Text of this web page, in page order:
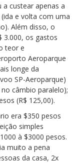
custear apenas a
e volta com uma
Além disso, o
3.000, os gastos
teor e
Aeroparque
longe da
SP-Aeroparque)
câmbio paralelo);
(R$ 125,00).
era $350 pesos
simples
à $3000 pesos.
muito a pena
da casa, 2x